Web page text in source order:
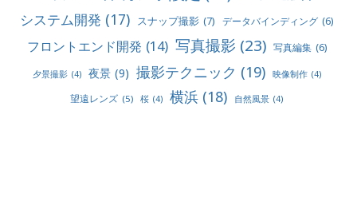
システム開発 (17) スナップ撮影 (7) データバインディング (6)
フロントエンド開発 (14) 写真撮影 (23) 写真編集 (6)
夕景撮影 (4) 夜景 (9) 撮影テクニック (19) 映像制作 (4)
望遠レンズ (5) 桜 (4) 横浜 (18) 自然風景 (4)